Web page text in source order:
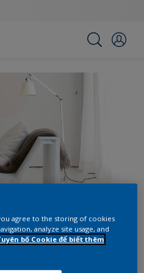
sâu cho
các
agree to the storing of cookies
analyze site usage, and
bố Cookie để biết thêm